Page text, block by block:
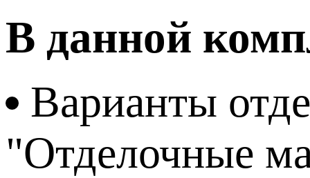
В данной
Варианты
"Отделочные